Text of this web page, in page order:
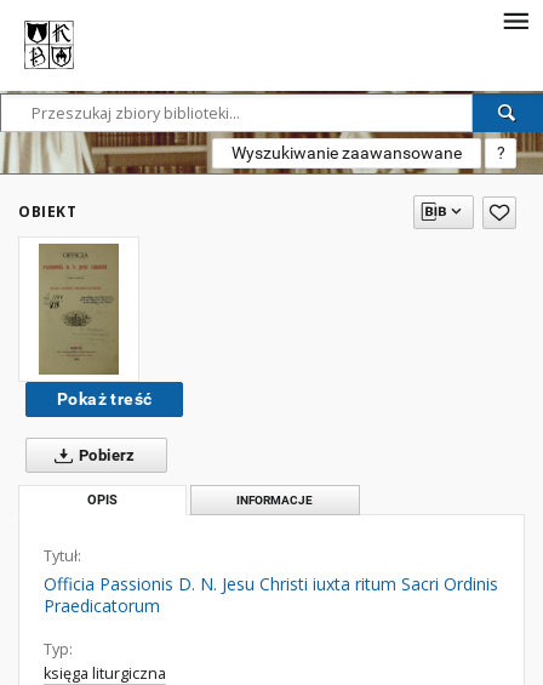
Wyszukiwanie zaawansowane ?
OBIEKT
Pokaż treść
Pobierz
OPIS INFORMACJE
Tytuł:
Officia Passionis D. N. Jesu Christi iuxta ritum Sacri Ordinis
Praedicatorum
Typ:
księga liturgiczna